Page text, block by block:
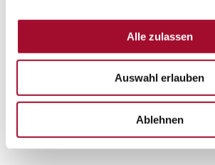
Alle zulassen
Auswahl erlauben
Ablehnen